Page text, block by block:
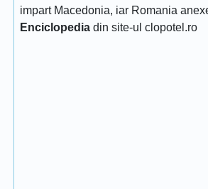
impart Macedonia, iar Romania
Enciclopedia din site-ul clopotel.ro